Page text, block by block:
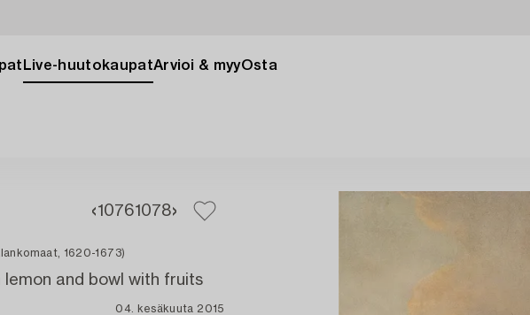
Live-huutokaupatArvioi & myyOsta
10761078
1620-1673)
and bowl with fruits
04. kesäkuuta 2015